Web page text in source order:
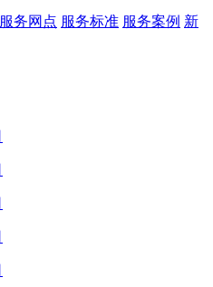
服务网点 服务标准 服务案例 新